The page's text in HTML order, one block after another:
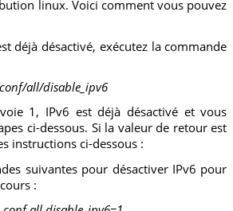
linux. Voici comment vous pouvez
déjà désactivé, exécutez la commande
all/disable_ipv6
1, IPv6 est déjà désactivé et vous
ci-dessous. Si la valeur de retour est
instructions ci-dessous :
suivantes pour désactiver IPv6 pour
: